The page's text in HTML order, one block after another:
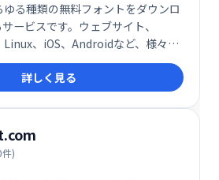
る種類の無料フォントをダウンロ
ービスです。ウェブサイト、
、iOS、Androidなど、様々な
に対応。サンセリフ、スクリプト、
富なカテゴリのフォントが揃い、
ンを実現します。 クラス最高の
載。お好みのフォントを簡単に見
ドしてください。
詳しく見る
件)